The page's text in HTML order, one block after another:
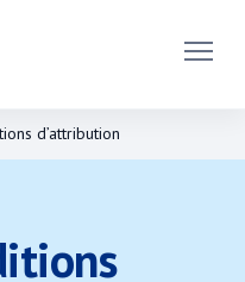
d’attribution